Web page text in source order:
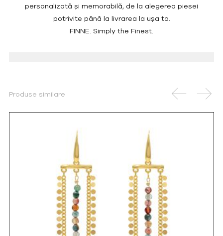
personalizată și memorabilă, de la alegerea piesei
potrivite până la livrarea la ușa ta.
FINNE. Simply the Finest.
Produse similare